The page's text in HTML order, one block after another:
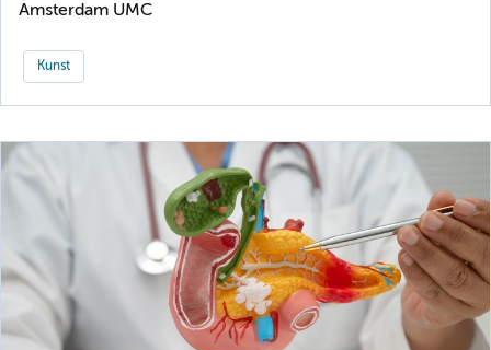
Amsterdam UMC
Kunst